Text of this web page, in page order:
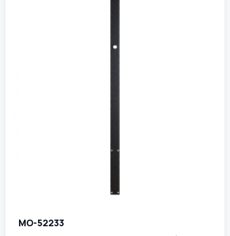
MO-52233